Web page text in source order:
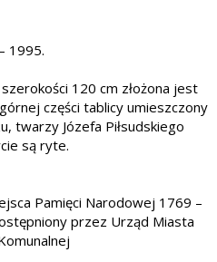
1995.
120 cm złożona jest
części tablicy umieszczony
twarzy Józefa Piłsudskiego
są ryte.
Pamięci Narodowej 1769 –
przez Urząd Miasta